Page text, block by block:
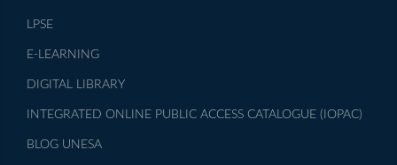
LPSE
E-LEARNING
DIGITAL LIBRARY
INTEGRATED ONLINE PUBLIC ACCESS CATALOGUE (IOPAC)
BLOG UNESA